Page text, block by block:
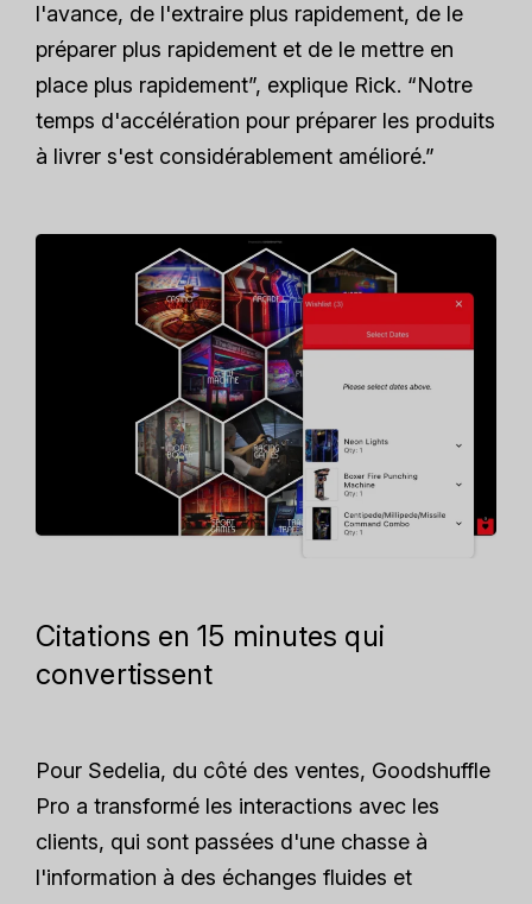
l'avance, de l'extraire plus rapidement, de le
préparer plus rapidement et de le mettre en
place plus rapidement”, explique Rick. “Notre
temps d'accélération pour préparer les produits
à livrer s'est considérablement amélioré.”
Citations en 15 minutes qui
convertissent
Pour Sedelia, du côté des ventes, Goodshuffle
Pro a transformé les interactions avec les
clients, qui sont passées d'une chasse à
l'information à des échanges fluides et